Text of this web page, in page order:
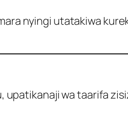
nyingi utatakiwa
wa taarifa